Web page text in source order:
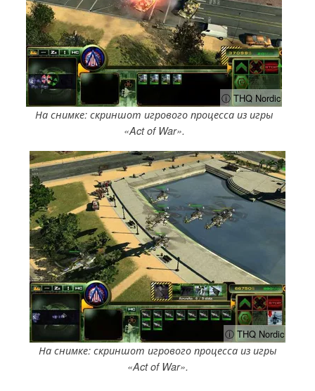
ⓘ THQ Nordic
На снимке: скриншот игрового процесса из игры
«Act of War».
ⓘ THQ Nordic
На снимке: скриншот игрового процесса из игры
«Act of War».